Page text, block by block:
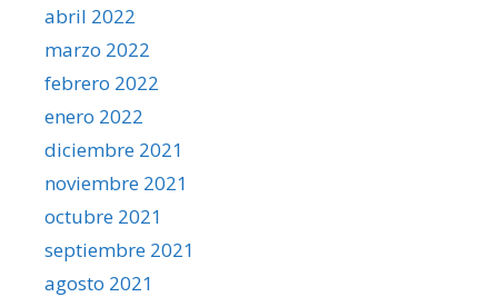
abril 2022
marzo 2022
febrero 2022
enero 2022
diciembre 2021
noviembre 2021
octubre 2021
septiembre 2021
agosto 2021